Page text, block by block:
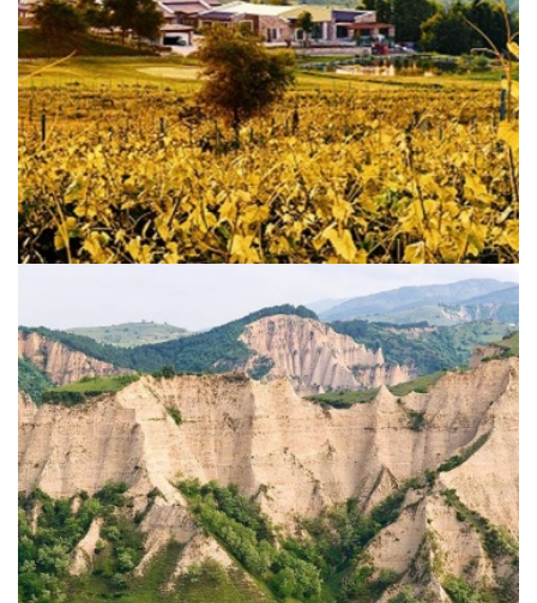
Die bulgarische Toscana